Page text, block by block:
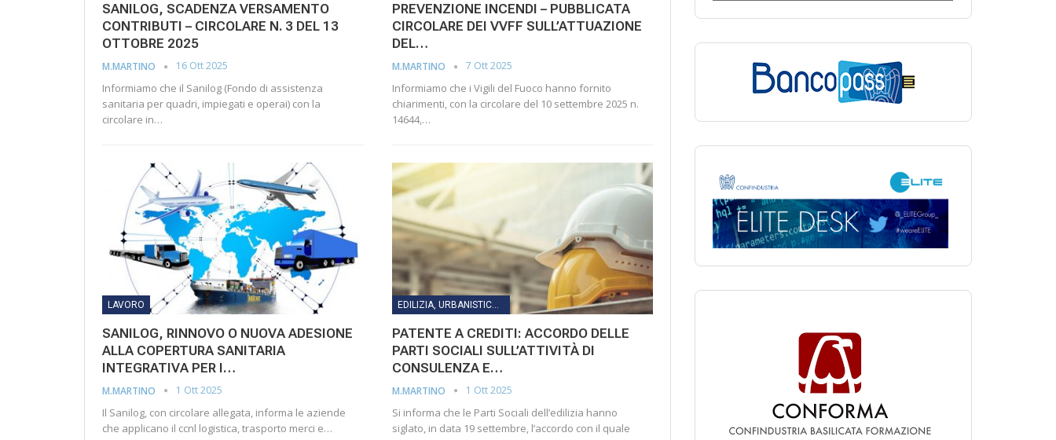
SANILOG, SCADENZA VERSAMENTO
CONTRIBUTI – CIRCOLARE N. 3 DEL 13
OTTOBRE 2025
M.MARTINO 16 Ott 2025
Informiamo che il Sanilog (Fondo di assistenza
sanitaria per quadri, impiegati e operai) con la
circolare in…
PREVENZIONE INCENDI – PUBBLICATA
CIRCOLARE DEI VVFF SULL’ATTUAZIONE
DEL…
M.MARTINO 7 Ott 2025
Informiamo che i Vigili del Fuoco hanno fornito
chiarimenti, con la circolare del 10 settembre 2025 n.
14644,…
LAVORO
SANILOG, RINNOVO O NUOVA ADESIONE
ALLA COPERTURA SANITARIA
INTEGRATIVA PER I…
M.MARTINO 1 Ott 2025
Il Sanilog, con circolare allegata, informa le aziende
che applicano il ccnl logistica, trasporto merci e…
EDILIZIA, URBANISTICA, LAVORI PUBBLICI, INFRASTRUTTURE E TRASPORTI
PATENTE A CREDITI: ACCORDO DELLE
PARTI SOCIALI SULL’ATTIVITÀ DI
CONSULENZA E…
M.MARTINO 1 Ott 2025
Si informa che le Parti Sociali dell’edilizia hanno
siglato, in data 19 settembre, l’accordo con il quale